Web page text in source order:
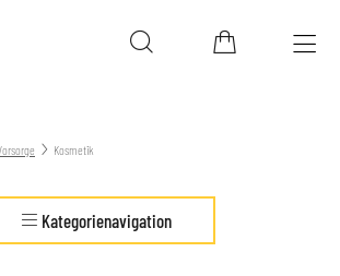
Kosmetik
Kategorienavigation